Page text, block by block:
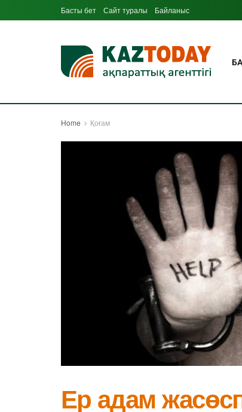
Басты бет Сайт туралы Байланыс
Home Қоғам
Ер адам